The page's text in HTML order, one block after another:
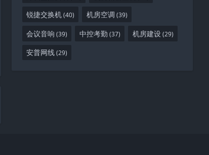
锐捷交换机(40) 机房空调 (39)
会议音响 (39) 中控考勤 (37) 机房建设(29)
安普网线(29)